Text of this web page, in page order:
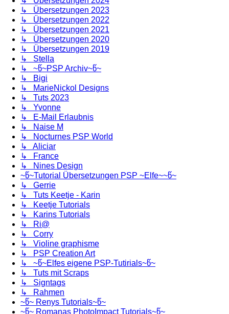
↳ Übersetzungen 2023
↳ Übersetzungen 2022
↳ Übersetzungen 2021
↳ Übersetzungen 2020
↳ Übersetzungen 2019
↳ Stella
↳ ~წ~PSP Archiv~წ~
↳ Bigi
↳ MarieNickol Designs
↳ Tuts 2023
↳ Yvonne
↳ E-Mail Erlaubnis
↳ Naise M
↳ Nocturnes PSP World
↳ Aliciar
↳ France
↳ Nines Design
~წ~Tutorial Übersetzungen PSP ~Elfe~~წ~
↳ Gerrie
↳ Tuts Keetje - Karin
↳ Keetje Tutorials
↳ Karins Tutorials
↳ Ri@
↳ Corry
↳ Violine graphisme
↳ PSP Creation Art
↳ ~წ~Elfes eigene PSP-Tutirials~წ~
↳ Tuts mit Scraps
↳ Signtags
↳ Rahmen
~წ~ Renys Tutorials~წ~
~წ~ Romanas PhotoImpact Tutorials~წ~